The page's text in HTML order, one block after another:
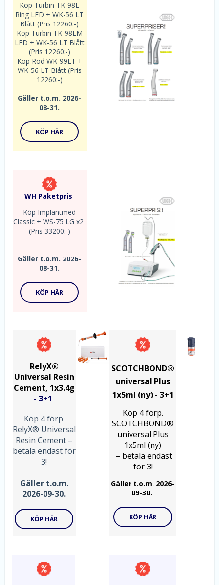
Köp Turbin TK-98L
Ring LED + WK-56 LT
Blått (Pris 12260:-)
Köp Turbin TK-98LM
LED + WK-56 LT Blått
(Pris 12260:-)
Köp Röd WK-99LT +
WK-56 LT Blått (Pris
12260:-)
Gäller t.o.m. 2026-
08-31.
KÖP HÄR
WH Paketpris
Köp Implantmed
Classic + WS-75 LG x2
(Pris 33200:-)
Gäller t.o.m. 2026-
08-31.
KÖP HÄR
RelyX®
Universal Resin
Cement, 1x3.4g
- 3+1
Köp 4 förp.
RelyX® Universal
Resin Cement –
betala endast för
3!
Gäller t.o.m.
2026-09-30.
KÖP HÄR
SCOTCHBOND®
universal Plus
1x5ml (ny) - 3+1
Köp 4 förp.
SCOTCHBOND®
universal Plus
1x5ml (ny)
– betala endast
för 3!
Gäller t.o.m. 2026-
09-30.
KÖP HÄR